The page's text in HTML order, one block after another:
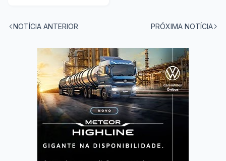
NOTÍCIA ANTERIOR PRÓXIMA NOTÍCIA